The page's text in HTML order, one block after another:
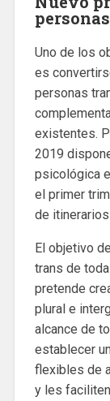
Uno de los
es
personas
existentes.
2019
psicológica
el primer
de
El objetivo
trans de
pretende
plural e
alcance de
establecer
flexibles de
y les